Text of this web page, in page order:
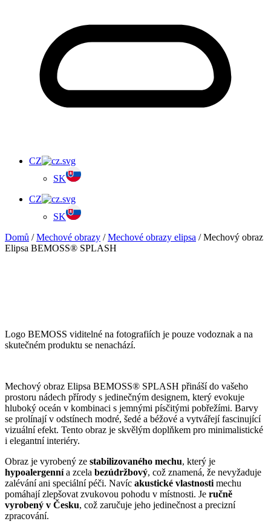
CZ
SK
CZ
SK
Domů /Mechové obrazy /Mechové obrazy elipsa / Mechový obraz
Elipsa BEMOSS® SPLASH
Logo BEMOSS viditelné na fotografiích je pouze vodoznak a na
skutečném produktu se nenachází.
Mechový obraz Elipsa BEMOSS® SPLASH přináší do vašeho
prostoru nádech přírody s jedinečným designem, který evokuje
hluboký oceán v kombinaci s jemnými písčitými pobřežími. Barvy
se prolínají v odstínech modré, šedé a béžové a vytvářejí fascinující
vizuální efekt. Tento obraz je skvělým doplňkem pro minimalistické
i elegantní interiéry.
Obraz je vyrobený ze stabilizovaného mechu, který je
hypoalergennía zcela bezúdržbový, což znamená, že nevyžaduje
zalévání ani speciální péči. Navíc akustické vlastnosti mechu
pomáhají zlepšovat zvukovou pohodu v místnosti. Je ručně
vyrobený v Česku, což zaručuje jeho jedinečnost a precizní
zpracování.